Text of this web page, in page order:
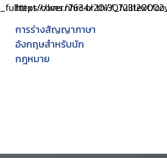
การร่างสัญญาภาษา
อังกฤษสำหรับนัก
กฎหมาย